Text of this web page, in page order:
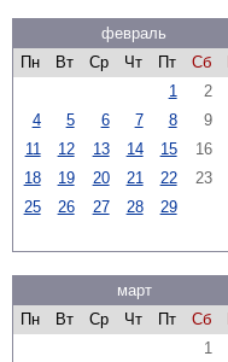
февраль
Пн
Вт Ср Чт Пт Сб
1
2
4
5 6 7 8 9
11
12 13 14 15 16
18
19 20 21 22 23
25
26 27 28 29
март
Пн
Вт Ср Чт Пт Сб
1